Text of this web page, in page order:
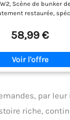
Construction
Scène de bunker
restaurée,
pièces au total et la
bloc est de 26 x 26 x
Lego Le set est
les matériaux et les
qualité
Pour les
collection ou
et les
58,99 €
par leur
riche,